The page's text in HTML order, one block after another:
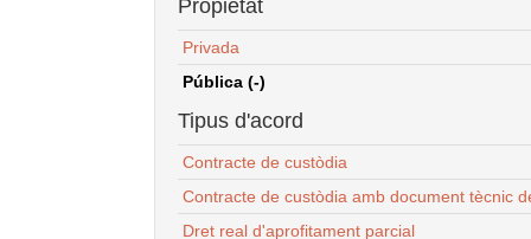
Propietat
Privada
Pública (-)
Tipus d'acord
Contracte de custòdia
Contracte de custòdia amb document tècnic
Dret real d'aprofitament parcial